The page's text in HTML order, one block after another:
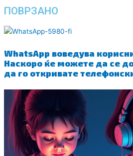
ПОВРЗАНО
WhatsApp воведува
Наскоро ќе можете да се
да го откривате